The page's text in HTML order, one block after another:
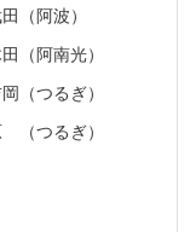
波）
南光）
るぎ）
るぎ）